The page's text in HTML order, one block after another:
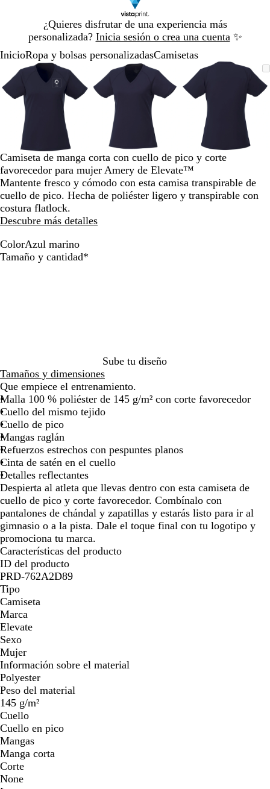
¿Quieres disfrutar de una experiencia más
personalizada? Inicia sesión o crea una cuenta ✨
1
InicioRopa y bolsas personalizadasCamisetas
Imagen
ampliable
Acercado
hasta
mínimo
Haz
clic
expandir
Utiliza
las
teclas
menos
para
ampliar
y
alejar
y
las
para
moverte
Imagen
ampliable
Acercado
hasta
mínimo
Haz
clic
expandir
Utiliza
las
teclas
más
menos
para
ampliar
y
alejar
Imagen
ampliable
Acercado
mínimo
Haz
expandir
Utiliza
teclas
menos
para
y
alejar
Diapositiva
de
Camiseta de manga corta con cuello de pico y corte
favorecedor para mujer Amery de Elevate™
Mantente fresco y cómodo con esta camisa transpirable de
cuello de pico. Hecha de poliéster ligero y transpirable con
costura flatlock.
Descubre más detalles
ColorAzul marino
A
o
Tamaño y cantidad*
Sube tu diseño
Tamaños y dimensiones
Que empiece el entrenamiento.
Malla 100 % poliéster de 145 g/m² con corte favorecedor
Cuello del mismo tejido
Cuello de pico
Mangas raglán
Refuerzos estrechos con pespuntes planos
Cinta de satén en el cuello
Detalles reflectantes
Despierta al atleta que llevas dentro con esta camiseta de
cuello de pico y corte favorecedor. Combínalo con
pantalones de chándal y zapatillas y estarás listo para ir al
gimnasio o a la pista. Dale el toque final con tu logotipo y
promociona tu marca.
Características del producto
ID del producto
PRD-762A2D89
Tipo
Camiseta
Marca
Elevate
Sexo
Mujer
Información sobre el material
Polyester
Peso del material
145 g/m²
Cuello
Cuello en pico
Mangas
Manga corta
Corte
None